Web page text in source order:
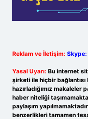
Reklam ve İletişim:
Yasal Uyarı: Bu internet
şirketi ile hiçbir
hazırladığımız makaleler
haber niteliği
paylaşım
benzerlikleri tamamen